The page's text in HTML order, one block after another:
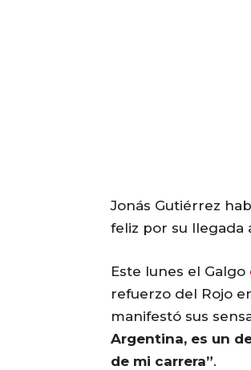
Jonás Gutiérrez
feliz por su llegada
Este lunes el Galgo
refuerzo del Rojo
manifestó sus
Argentina, es un
de mi carrera”.